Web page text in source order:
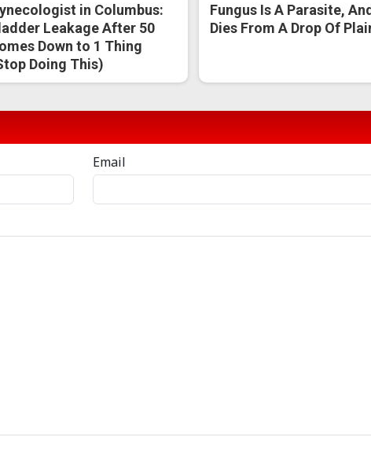
in Columbus:
Leakage After 50
Down to 1 Thing
Doing This)
Fungus Is A Parasite,
Dies From A Drop Of
Email